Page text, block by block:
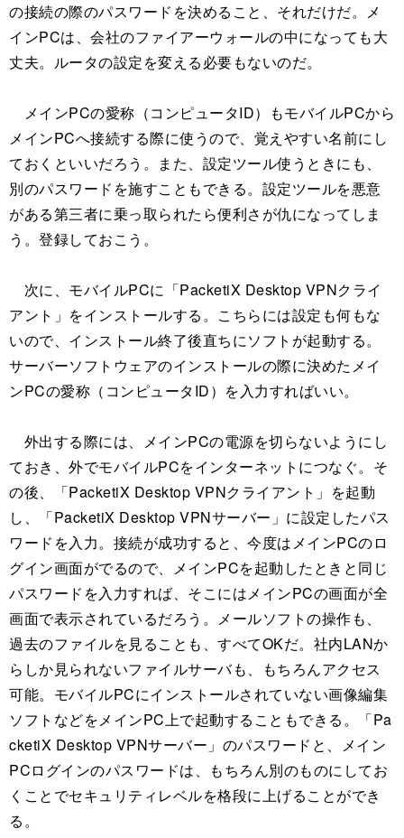
の接続の際のパスワードを決めること、それだけだ。メ
インPCは、会社のファイアーウォールの中になっても大
丈夫。ルータの設定を変える必要もないのだ。
メインPCの愛称（コンピュータID）もモバイルPCから
メインPCへ接続する際に使うので、覚えやすい名前にし
ておくといいだろう。また、設定ツール使うときにも、
別のパスワードを施すこともできる。設定ツールを悪意
がある第三者に乗っ取られたら便利さが仇になってしま
う。登録しておこう。
次に、モバイルPCに「PacketiX Desktop VPNクライ
アント」をインストールする。こちらには設定も何もな
いので、インストール終了後直ちにソフトが起動する。
サーバーソフトウェアのインストールの際に決めたメイ
ンPCの愛称（コンピュータID）を入力すればいい。
外出する際には、メインPCの電源を切らないようにし
ておき、外でモバイルPCをインターネットにつなぐ。そ
の後、「PacketiX Desktop VPNクライアント」を起動
し、「PacketiX Desktop VPNサーバー」に設定したパス
ワードを入力。接続が成功すると、今度はメインPCのロ
グイン画面がでるので、メインPCを起動したときと同じ
パスワードを入力すれば、そこにはメインPCの画面が全
画面で表示されているだろう。メールソフトの操作も、
過去のファイルを見ることも、すべてOKだ。社内LANか
らしか見られないファイルサーバも、もちろんアクセス
可能。モバイルPCにインストールされていない画像編集
ソフトなどをメインPC上で起動することもできる。「Pa
cketiX Desktop VPNサーバー」のパスワードと、メイン
PCログインのパスワードは、もちろん別のものにしてお
くことでセキュリティレベルを格段に上げることができ
る。